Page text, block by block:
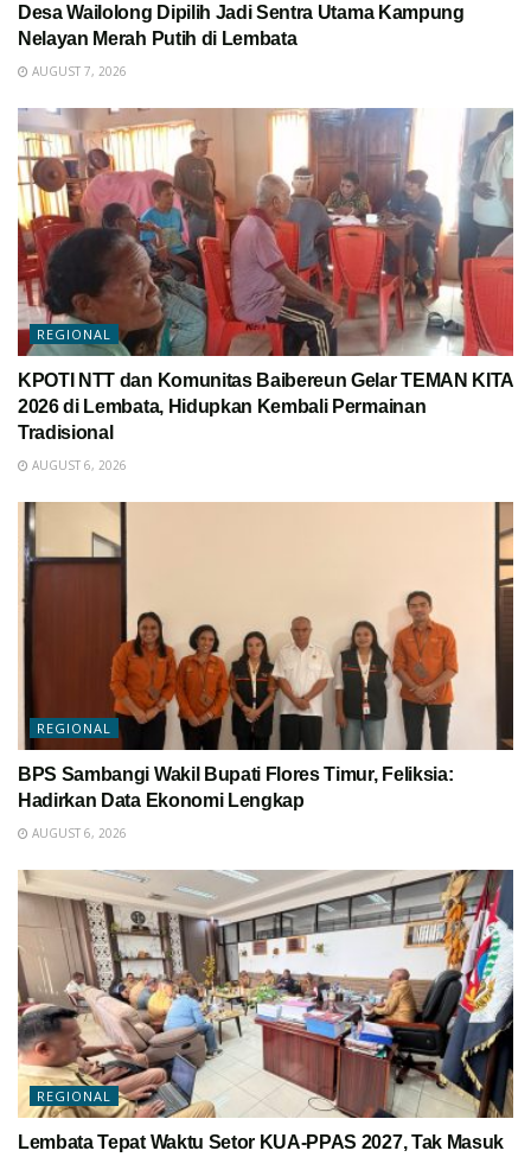
Desa Wailolong Dipilih Jadi Sentra Utama Kampung
Nelayan Merah Putih di Lembata
AUGUST 7, 2026
REGIONAL
KPOTI NTT dan Komunitas Baibereun Gelar TEMAN KITA
2026 di Lembata, Hidupkan Kembali Permainan
Tradisional
AUGUST 6, 2026
REGIONAL
BPS Sambangi Wakil Bupati Flores Timur, Feliksia:
Hadirkan Data Ekonomi Lengkap
AUGUST 6, 2026
REGIONAL
Lembata Tepat Waktu Setor KUA-PPAS 2027, Tak Masuk